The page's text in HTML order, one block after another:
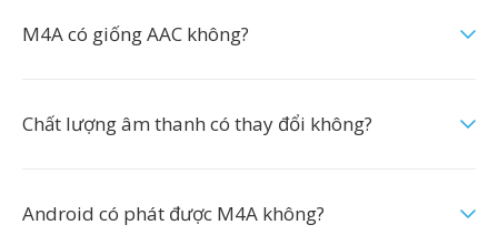
M4A có giống AAC không?
Chất lượng âm thanh có thay đổi không?
Android có phát được M4A không?